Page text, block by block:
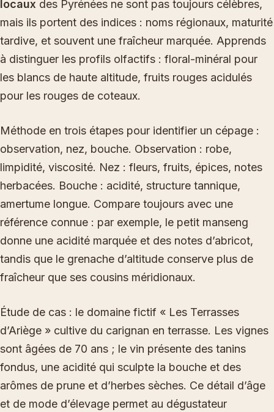
locaux des Pyrénées ne sont pas toujours célèbres,
mais ils portent des indices : noms régionaux, maturité
tardive, et souvent une fraîcheur marquée. Apprends
à distinguer les profils olfactifs : floral-minéral pour
les blancs de haute altitude, fruits rouges acidulés
pour les rouges de coteaux.
Méthode en trois étapes pour identifier un cépage :
observation, nez, bouche. Observation : robe,
limpidité, viscosité. Nez : fleurs, fruits, épices, notes
herbacées. Bouche : acidité, structure tannique,
amertume longue. Compare toujours avec une
référence connue : par exemple, le petit manseng
donne une acidité marquée et des notes d’abricot,
tandis que le grenache d’altitude conserve plus de
fraîcheur que ses cousins méridionaux.
Étude de cas : le domaine fictif « Les Terrasses
d’Ariège » cultive du carignan en terrasse. Les vignes
sont âgées de 70 ans ; le vin présente des tanins
fondus, une acidité qui sculpte la bouche et des
arômes de prune et d’herbes sèches. Ce détail d’âge
et de mode d’élevage permet au dégustateur